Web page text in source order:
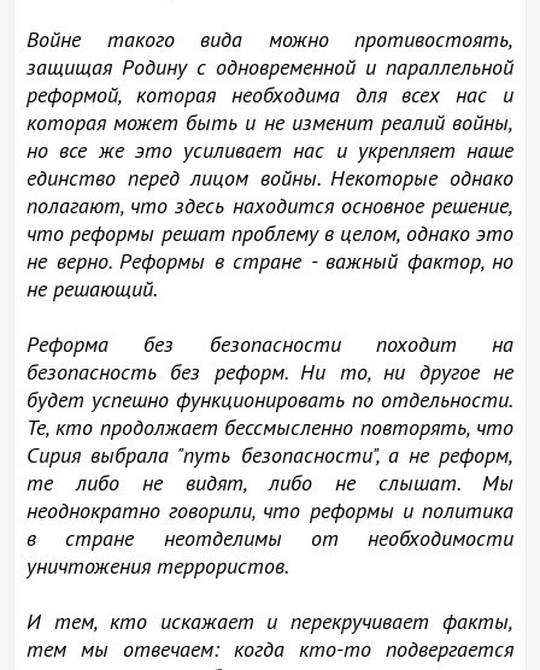
Войне такого вида можно противостоять,
защищая Родину с одновременной и параллельной
реформой, которая необходима для всех нас и
которая может быть и не изменит реалий войны,
но все же это усиливает нас и укрепляет наше
единство перед лицом войны. Некоторые однако
полагают, что здесь находится основное решение,
что реформы решат проблему в целом, однако это
не верно. Реформы в стране - важный фактор, но
не решающий.
Реформа без безопасности походит на
безопасность без реформ. Ни то, ни другое не
будет успешно функционировать по отдельности.
Те, кто продолжает бессмысленно повторять, что
Сирия выбрала "путь безопасности", а не реформ,
те либо не видят, либо не слышат. Мы
неоднократно говорили, что реформы и политика
в стране неотделимы от необходимости
уничтожения террористов.
И тем, кто искажает и перекручивает факты,
тем мы отвечаем: когда кто-то подвергается